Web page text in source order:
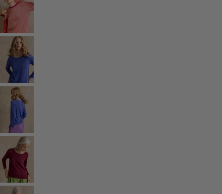
Une tenue toute prête
Décoration classique et folklorique
Décoration à l'ancienne
Décoration campagnarde
Décoration amusante
Décoration colorée
Intérieur floral
Décoration naturelle